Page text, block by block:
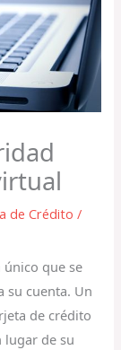
de Crédito /
que se
su cuenta. Un
de crédito
lugar de su